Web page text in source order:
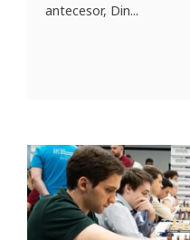
antecesor, Din...